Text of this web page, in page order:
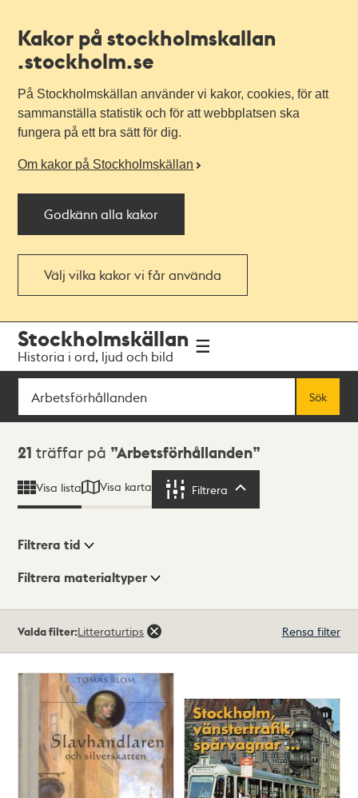
Kakor på stockholmskallan
.stockholm.se
På Stockholmskällan använder vi kakor, cookies, för att
sammanställa statistik och för att webbplatsen ska
fungera på ett bra sätt för dig.
Om kakor på Stockholmskällan
Godkänn alla kakor
Välj vilka kakor vi får använda
navigationen
huvudinnehållet
Stockholmskällan
Historia i ord, ljud och bild
Sök
Sök
Sökresultat
21 träffar på Arbetsförhållanden
Visa lista Visa karta Filtrera
Visningsläge
Filtrera tid
Filtrera materialtyper
träffar
Valda filter:Litteraturtips Rensa filter